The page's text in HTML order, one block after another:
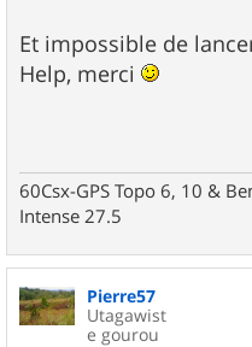
Et impossible de
Help, merci
60Csx-GPS Topo 6, 10 &
Intense 27.5
Pierre57
Utagawist
e gourou